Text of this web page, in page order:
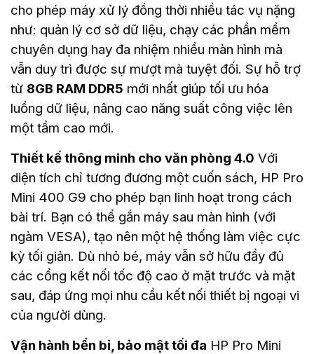
cho phép máy xử lý đồng thời nhiều tác vụ nặng
như: quản lý cơ sở dữ liệu, chạy các phần mềm
chuyên dụng hay đa nhiệm nhiều màn hình mà
vẫn duy trì được sự mượt mà tuyệt đối. Sự hỗ trợ
từ 8GB RAM DDR5 mới nhất giúp tối ưu hóa
luồng dữ liệu, nâng cao năng suất công việc lên
một tầm cao mới.
Thiết kế thông minh cho văn phòng 4.0 Với
diện tích chỉ tương đương một cuốn sách, HP Pro
Mini 400 G9 cho phép bạn linh hoạt trong cách
bài trí. Bạn có thể gắn máy sau màn hình (với
ngàm VESA), tạo nên một hệ thống làm việc cực
kỳ tối giản. Dù nhỏ bé, máy vẫn sở hữu đầy đủ
các cổng kết nối tốc độ cao ở mặt trước và mặt
sau, đáp ứng mọi nhu cầu kết nối thiết bị ngoại vi
của người dùng.
Vận hành bền bỉ, bảo mật tối đa HP Pro Mini